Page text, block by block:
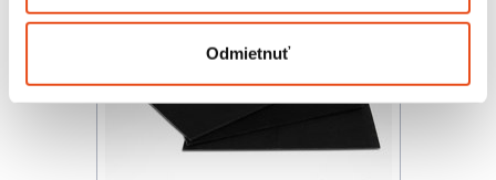
Viac informácií o tom, ako sa spracúvajú vaše osobné
údaje, nájdete v časti svašimi nastaveniami
o používaní súborov cookie.
Na prispôsobenie obsahu a reklám, poskytovanie funkcií
Odmietnuť